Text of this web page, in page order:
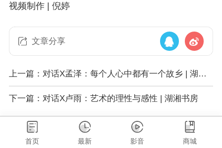
视频制作 | 倪婷
文章分享
上一篇：对话X孟泽：每个人心中都有一个故乡 | 湖湘
书房
下一篇：对话X卢雨：艺术的理性与感性 | 湖湘书房
首页 最新 影音 商城